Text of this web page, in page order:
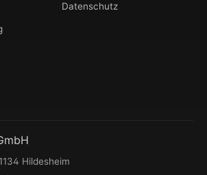
Datenschutz
Hildesheim